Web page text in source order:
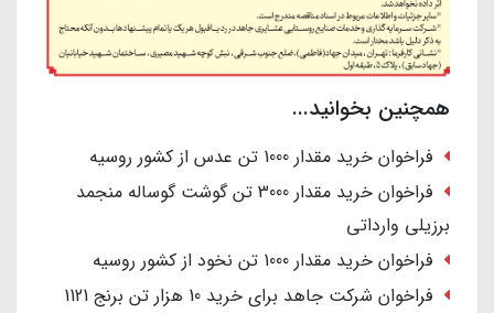
همچنین بخوانید...
فراخوان خرید مقدار 1000 تن عدس از کشور روسیه
فراخوان خرید مقدار 3000 تن گوشت گوساله منجمد
برزیلی وارداتی
فراخوان خرید مقدار 1000 تن نخود از کشور روسیه
فراخوان شرکت جاهد برای خرید 10 هزار تن برنج 1121